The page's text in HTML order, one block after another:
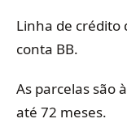
Linha de crédito
conta BB.
As parcelas são
até 72 meses.